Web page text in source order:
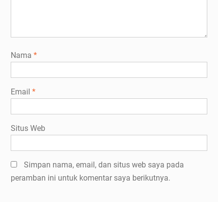
Nama *
Email *
Situs Web
Simpan nama, email, dan situs web saya pada
peramban ini untuk komentar saya berikutnya.